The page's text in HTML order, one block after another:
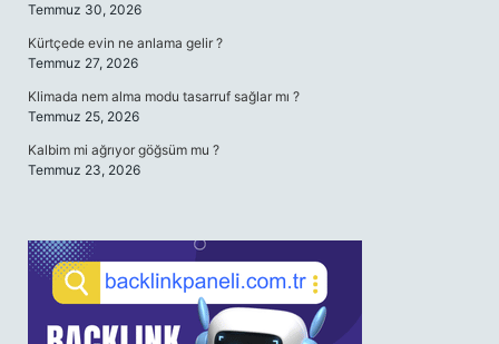
Temmuz 30, 2026
Kürtçede evin ne anlama gelir ?
Temmuz 27, 2026
Klimada nem alma modu tasarruf sağlar mı ?
Temmuz 25, 2026
Kalbim mi ağrıyor göğsüm mu ?
Temmuz 23, 2026